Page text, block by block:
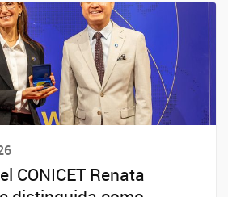
CONICET Renata